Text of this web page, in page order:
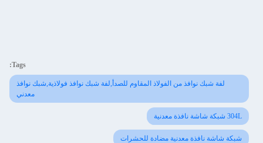
Tags:
لفة شبك نوافذ من الفولاذ المقاوم للصدأ,لفة شبك نوافذ فولاذية,شبك نوافذ
معدني
304L شبكة شاشة نافذة معدنية
شبكة شاشة نافذة معدنية مضادة للحشرات